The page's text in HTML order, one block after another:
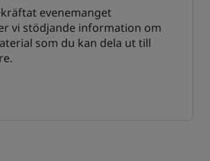
evenemanget
vi stödjande information om
som du kan dela ut till